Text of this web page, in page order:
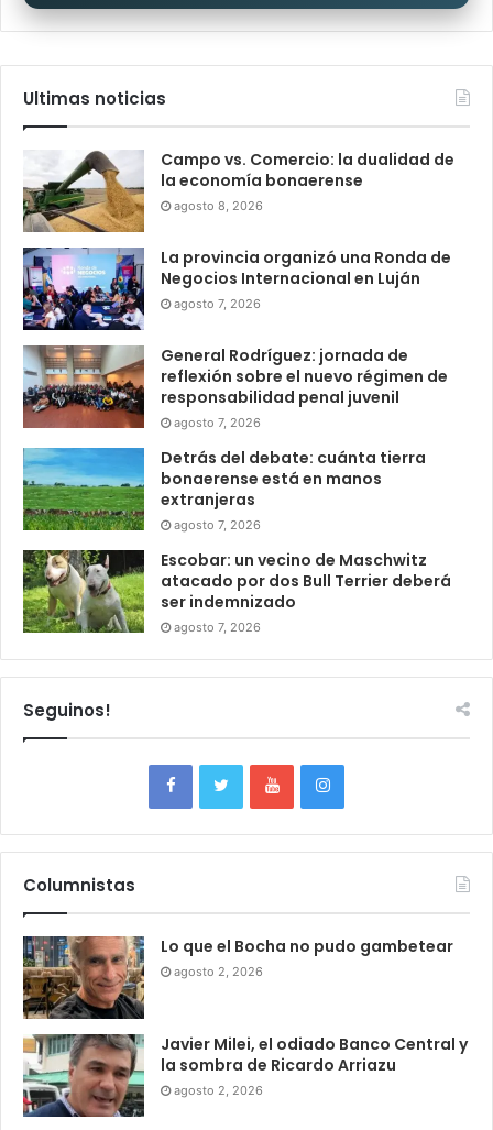
Ultimas noticias
Campo vs. Comercio: la dualidad de
la economía bonaerense
agosto 8, 2026
La provincia organizó una Ronda de
Negocios Internacional en Luján
agosto 7, 2026
General Rodríguez: jornada de
reflexión sobre el nuevo régimen de
responsabilidad penal juvenil
agosto 7, 2026
Detrás del debate: cuánta tierra
bonaerense está en manos
extranjeras
agosto 7, 2026
Escobar: un vecino de Maschwitz
atacado por dos Bull Terrier deberá
ser indemnizado
agosto 7, 2026
Seguinos!
Columnistas
Lo que el Bocha no pudo gambetear
agosto 2, 2026
Javier Milei, el odiado Banco Central y
la sombra de Ricardo Arriazu
agosto 2, 2026